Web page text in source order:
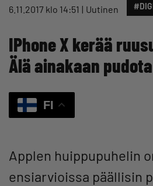
6.11.2017 klo 14:51 Uutinen
IPhone X kerää
Älä ainakaan
FI
Applen huippupuhelin
ensiarvioissa päällisin